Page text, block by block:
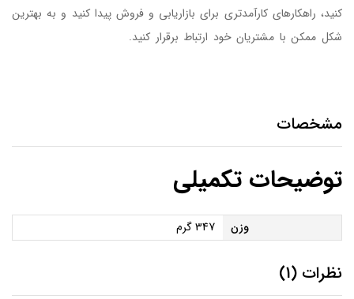
کنید، راهکارهای کارآمدتری برای بازاریابی و فروش پیدا کنید و به بهترین
شکل ممکن با مشتریان خود ارتباط برقرار کنید.
مشخصات
توضیحات تکمیلی
وزن 347 گرم
نظرات (1)